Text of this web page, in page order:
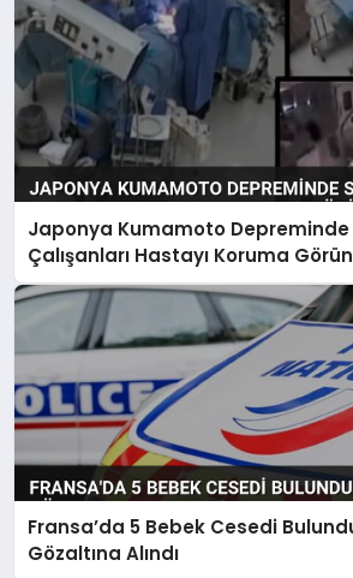
Japonya Kumamoto Depreminde
Çalışanları Hastayı Koruma
Fransa’da 5 Bebek Cesedi
Gözaltına Alındı